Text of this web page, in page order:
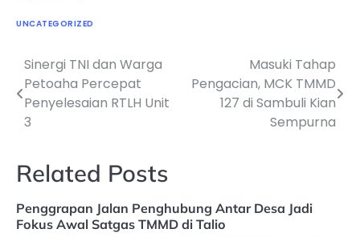
UNCATEGORIZED
Navigasi
pos
Sinergi TNI dan Warga
Petoaha Percepat
Penyelesaian RTLH Unit
3
Masuki Tahap
Pengacian, MCK TMMD
127 di Sambuli Kian
Sempurna
Related Posts
Penggrapan Jalan Penghubung Antar Desa Jadi
Fokus Awal Satgas TMMD di Talio